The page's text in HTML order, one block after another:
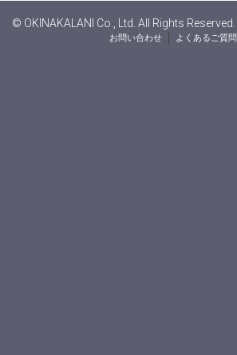
© OKINAKALANI Co., Ltd. All Rights Reserved.
お問い合わせ よくあるご質問